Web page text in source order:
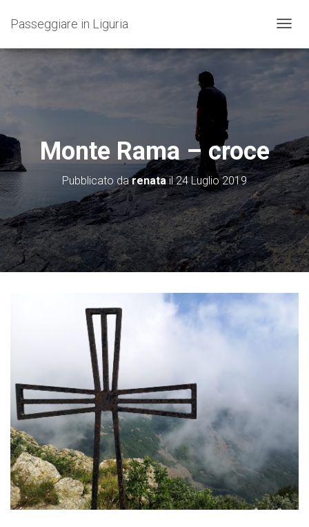
Passeggiare in Liguria
A
N
E
T
O
G
G
E
Monte Rama – croce
Pubblicato darenatail24 Luglio 2019